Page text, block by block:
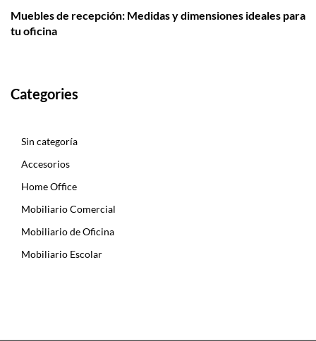
Muebles de recepción: Medidas y dimensiones ideales para
tu oficina
Categories
Sin categoría
Accesorios
Home Office
Mobiliario Comercial
Mobiliario de Oficina
Mobiliario Escolar